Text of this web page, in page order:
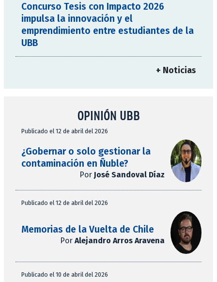
Concurso Tesis con Impacto 2026
impulsa la innovación y el
emprendimiento entre estudiantes de la
UBB
+ Noticias
OPINIÓN UBB
Publicado el 12 de abril del 2026
¿Gobernar o solo gestionar la
contaminación en Ñuble?
Por José Sandoval Díaz
Publicado el 12 de abril del 2026
Memorias de la Vuelta de Chile
Por Alejandro Arros Aravena
Publicado el 10 de abril del 2026